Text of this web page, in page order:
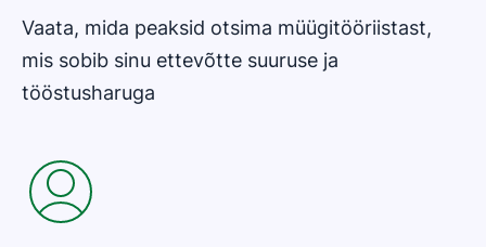
Vaata, mida peaksid otsima müügitööriistast,
mis sobib sinu ettevõtte suuruse ja
tööstusharuga